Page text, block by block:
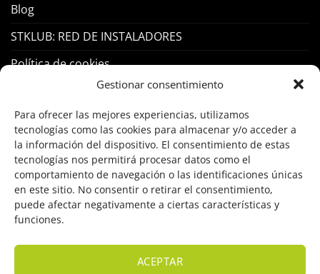
Gestionar consentimiento
Para ofrecer las mejores experiencias, utilizamos
tecnologías como las cookies para almacenar y/o acceder a
la información del dispositivo. El consentimiento de estas
tecnologías nos permitirá procesar datos como el
comportamiento de navegación o las identificaciones únicas
en este sitio. No consentir o retirar el consentimiento,
puede afectar negativamente a ciertas características y
funciones.
ACEPTAR
Blog
STKLUB: RED DE INSTALADORES
Política de cookies
Control Acceso
Hogar Inteligente
Incendio
Intrusión